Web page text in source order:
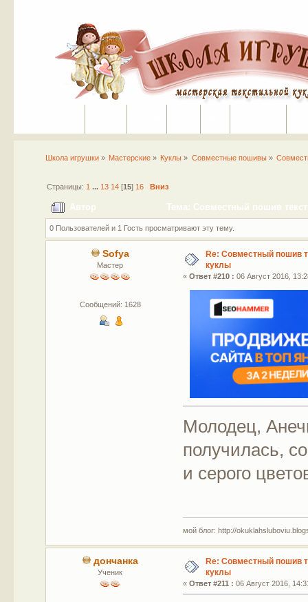
Школа игрушки» Мастерские » Куклы » Совместные пошивы»
Страницы: 1 ... 13 14[15] 16 Вниз
Автор Тема: Совместный пошив
0 Пользователей и 1 Гость просматривают эту тему.
Sofya
Мастер
Сообщений: 1628
Re: Совместный пошив
куклы
«Ответ #210 : 06 Август 2016,
Молодец,
получилась,
и серого
мой блог: http://
дончанка
Ученик
Re: Совместный пошив
куклы
«Ответ #211 : 06 Август 2016,